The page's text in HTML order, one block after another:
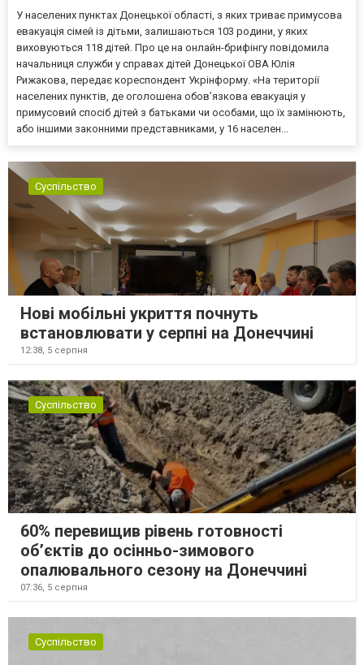
У населених пунктах Донецької області, з яких триває примусова
евакуація сімей із дітьми, залишаються 103 родини, у яких
виховуються 118 дітей. Про це на онлайн-брифінгу повідомила
начальниця служби у справах дітей Донецької ОВА Юлія
Рижакова, передає кореспондент Укрінформу. «На території
населених пунктів, де оголошена обов’язкова евакуація у
примусовий спосіб дітей з батьками чи особами, що їх замінюють,
або іншими законними представниками, у 16 населен...
Суспільство
Нові мобільні укриття почнуть
встановлювати у серпні на Донеччині
12:38, 5 серпня
Суспільство
60% перевищив рівень готовності
об’єктів до осінньо-зимового
опалювального сезону на Донеччині
07:36, 5 серпня
Суспільство